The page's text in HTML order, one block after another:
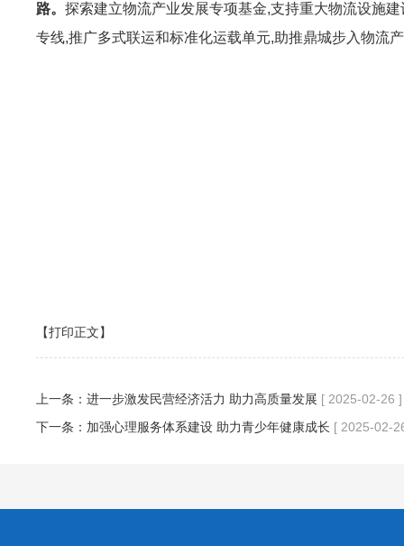
路。 探索建立物流产业发展专项基金,支持重大物流设施
专线,推广多式联运和标准化运载单元,助推鼎城步入物流
【打印正文】
上一条： 进一步激发民营经济活力 助力高质量发展 [ 2025-02-26 ]
下一条： 加强心理服务体系建设 助力青少年健康成长 [ 2025-02-